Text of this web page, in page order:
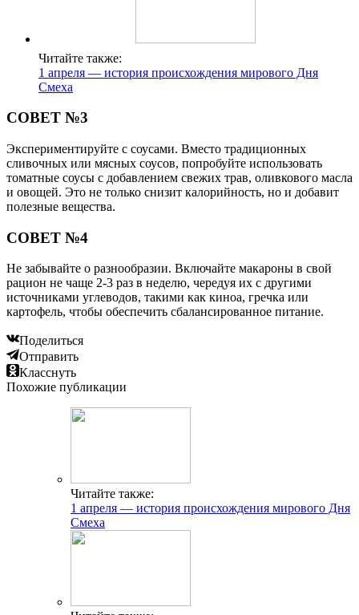
Читайте также:
1 апреля — история происхождения мирового Дня
Смеха
СОВЕТ №3
Экспериментируйте с соусами. Вместо традиционных
сливочных или мясных соусов, попробуйте использовать
томатные соусы с добавлением свежих трав, оливкового масла
и овощей. Это не только снизит калорийность, но и добавит
полезные вещества.
СОВЕТ №4
Не забывайте о разнообразии. Включайте макароны в свой
рацион не чаще 2-3 раз в неделю, чередуя их с другими
источниками углеводов, такими как киноа, гречка или
картофель, чтобы обеспечить сбалансированное питание.
Поделиться
Отправить
Класснуть
Похожие публикации
Читайте также:
1 апреля — история происхождения мирового Дня
Смеха